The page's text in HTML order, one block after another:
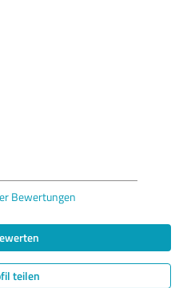
Bewertungen
teilen